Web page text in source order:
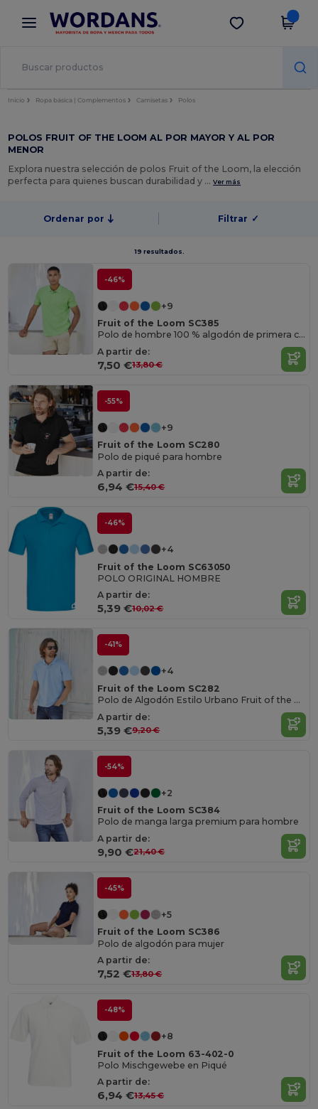
× App de Wordans
¡Mejores precios en app!
Descargar app
Inicio Ropa básica | Complementos Camisetas Polos
POLOS FRUIT OF THE LOOM AL POR MAYOR Y AL POR
MENOR
Explora nuestra selección de polos Fruit of the Loom, la elección
perfecta para quienes buscan durabilidad y …Ver más
Ordenar por Filtrar ✓
19 resultados.
-46%
+9
Fruit of the Loom SC385
Polo de hombre 100 % algodón de primera calidad
A partir de:
7,50 €13,80 €
-55%
+9
Fruit of the Loom SC280
Polo de piqué para hombre
A partir de:
6,94 €15,40 €
-46%
+4
Fruit of the Loom SC63050
POLO ORIGINAL HOMBRE
A partir de:
5,39 €10,02 €
-41%
+4
Fruit of the Loom SC282
Polo de Algodón Estilo Urbano Fruit of the Loom
A partir de:
5,39 €9,20 €
-54%
+2
Fruit of the Loom SC384
Polo de manga larga premium para hombre
A partir de:
9,90 €21,40 €
-45%
+5
Fruit of the Loom SC386
Polo de algodón para mujer
A partir de:
7,52 €13,80 €
-48%
+8
Fruit of the Loom 63-402-0
Polo Mischgewebe en Piqué
A partir de:
6,94 €13,45 €